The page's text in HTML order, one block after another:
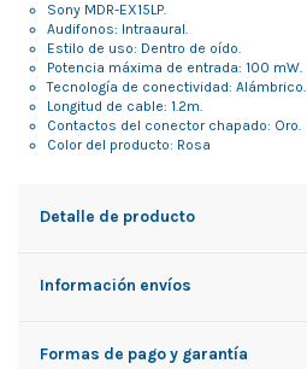
Sony MDR-EX15LP.
Audifonos: Intraaural.
Estilo de uso: Dentro de oído.
Potencia máxima de entrada: 100 mW.
Tecnología de conectividad: Alámbrico.
Longitud de cable: 1.2m.
Contactos del conector chapado: Oro.
Color del producto: Rosa
Detalle de producto
Información envíos
Formas de pago y garantía